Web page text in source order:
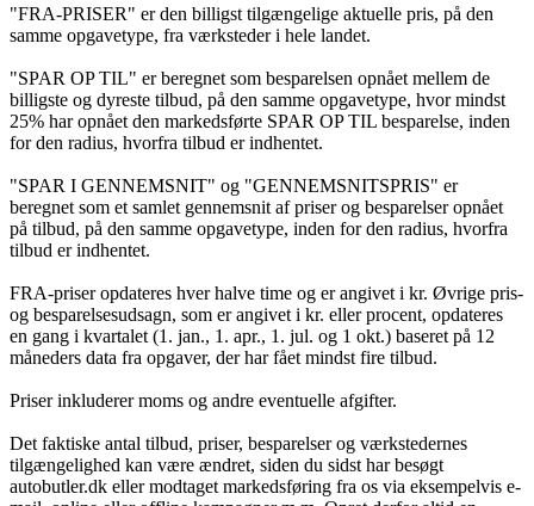
"FRA-PRISER" er den billigst tilgængelige aktuelle pris, på den
samme opgavetype, fra værksteder i hele landet.
"SPAR OP TIL" er beregnet som besparelsen opnået mellem de
billigste og dyreste tilbud, på den samme opgavetype, hvor mindst
25% har opnået den markedsførte SPAR OP TIL besparelse, inden
for den radius, hvorfra tilbud er indhentet.
"SPAR I GENNEMSNIT" og "GENNEMSNITSPRIS" er
beregnet som et samlet gennemsnit af priser og besparelser opnået
på tilbud, på den samme opgavetype, inden for den radius, hvorfra
tilbud er indhentet.
FRA-priser opdateres hver halve time og er angivet i kr. Øvrige pris-
og besparelsesudsagn, som er angivet i kr. eller procent, opdateres
en gang i kvartalet (1. jan., 1. apr., 1. jul. og 1 okt.) baseret på 12
måneders data fra opgaver, der har fået mindst fire tilbud.
Priser inkluderer moms og andre eventuelle afgifter.
Det faktiske antal tilbud, priser, besparelser og værkstedernes
tilgængelighed kan være ændret, siden du sidst har besøgt
autobutler.dk eller modtaget markedsføring fra os via eksempelvis e-